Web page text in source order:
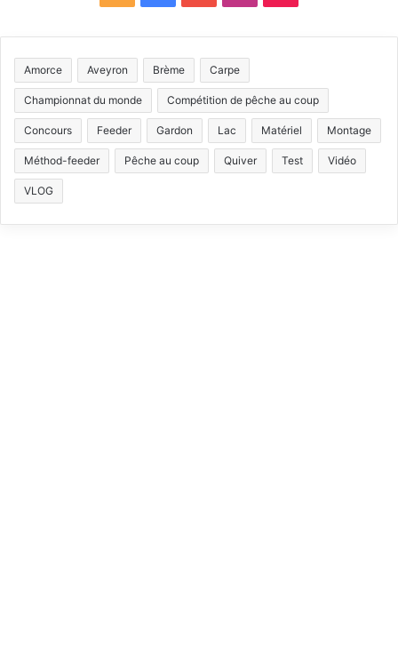
S
c
e
b
o
u
T
s
t
g
T
o
k
Amorce Aveyron Brème Carpe
Championnat du monde Compétition de pêche au coup
Concours Feeder Gardon Lac Matériel Montage
Méthod-feeder Pêche au coup Quiver Test Vidéo
VLOG